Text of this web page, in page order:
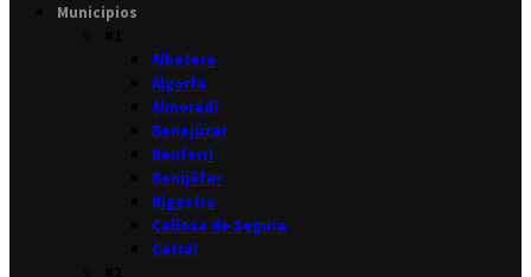
Municipios
Albatera
Algorfa
Almoradí
Benejúzar
Benferri
Benijófar
Bigastro
Callosa de Segura
Catral